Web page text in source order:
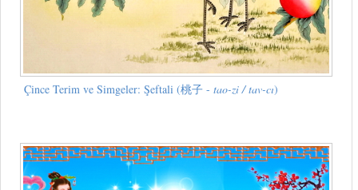
Çince Terim ve Simgeler: Şeftali (桃子 - tao-zi / tav-cı)